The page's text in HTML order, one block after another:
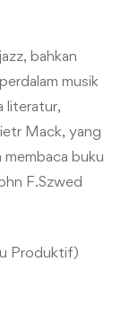
bahkan
musik
literatur,
Mack, yang
membaca buku
F.Szwed
Produktif)